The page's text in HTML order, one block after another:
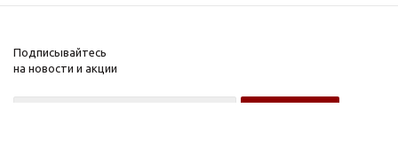
Подписывайтесь
на новости и акции